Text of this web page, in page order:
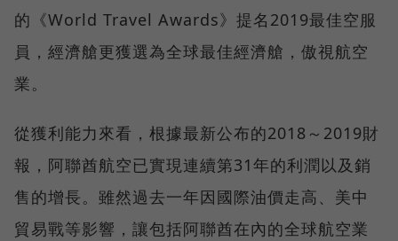
的《World Travel Awards》提名2019最佳空服
員，經濟艙更獲選為全球最佳經濟艙，傲視航空
業。
從獲利能力來看，根據最新公布的2018～2019財
報，阿聯酋航空已實現連續第31年的利潤以及銷
售的增長。雖然過去一年因國際油價走高、美中
貿易戰等影響，讓包括阿聯酋在內的全球航空業